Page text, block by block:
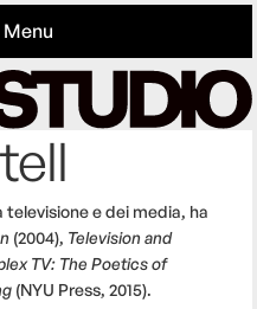
Menu
e dei media, ha
(2004), Television and
TV: The Poetics of
(NYU Press, 2015).